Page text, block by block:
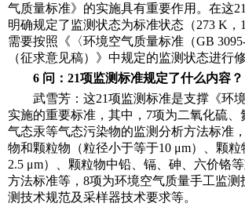
气质量标准》的实施具有重要作用。在这
明确规定了监测状态为标准状态（273 K，
需要按照《〈环境空气质量标准（GB
（征求意见稿）》中规定的监测状态进行修
6 问：21项监测标准规定了什么内容？
武雪芳：这21项监测标准是支撑《环
实施的重要标准，其中，7项为二氧化硫、
气态汞等气态污染物的监测分析方法标准
物和颗粒物（粒径小于等于10 μm）、颗
2.5 μm）、颗粒物中铅、镉、砷、六价铬
方法标准等，8项为环境空气质量手工监测
测技术规范及采样器技术要求等。